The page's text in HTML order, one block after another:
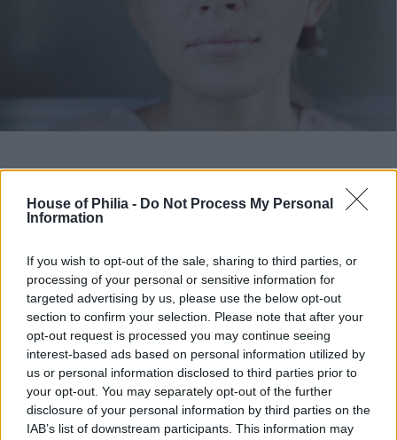
House of Philia - Do Not Process My Personal
Information
If you wish to opt-out of the sale, sharing to third parties, or
processing of your personal or sensitive information for
targeted advertising by us, please use the below opt-out
section to confirm your selection. Please note that after your
opt-out request is processed you may continue seeing
interest-based ads based on personal information utilized by
us or personal information disclosed to third parties prior to
your opt-out. You may separately opt-out of the further
disclosure of your personal information by third parties on the
IAB’s list of downstream participants. This information may
.
Fina Mamma. Har lagt ut den här bilden på henne (pappa
Nu ska jag gå ut och gräva upp en ny plats nere i
trädgården som ska bli bädd för mina sommarblommor
som just nu gror som bara den nere i källaren! Men måste
nog skynda mig på här innan det där jobbiga regnet
kommer igen:)